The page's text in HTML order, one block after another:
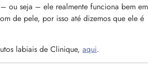
– ou seja – ele realmente funciona bem em
de pele, por isso até dizemos que ele é
labiais de Clinique, aqui.